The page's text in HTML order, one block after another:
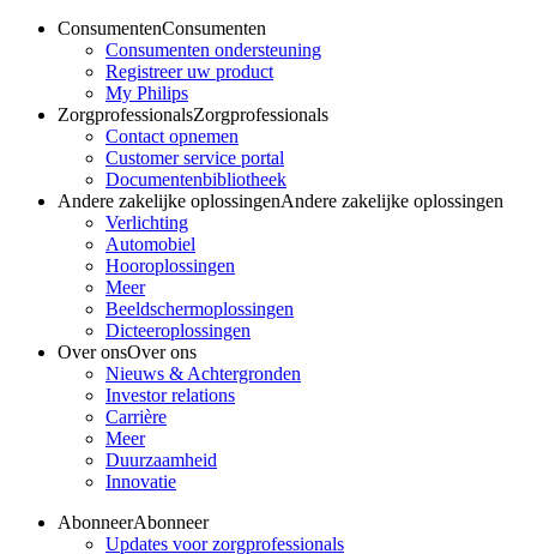
ConsumentenConsumenten
Consumenten ondersteuning
Registreer uw product
My Philips
ZorgprofessionalsZorgprofessionals
Contact opnemen
Customer service portal
Documentenbibliotheek
Andere zakelijke oplossingenAndere zakelijke oplossingen
Verlichting
Automobiel
Hooroplossingen
Meer
Beeldschermoplossingen
Dicteeroplossingen
Over onsOver ons
Nieuws & Achtergronden
Investor relations
Carrière
Meer
Duurzaamheid
Innovatie
AbonneerAbonneer
Updates voor zorgprofessionals